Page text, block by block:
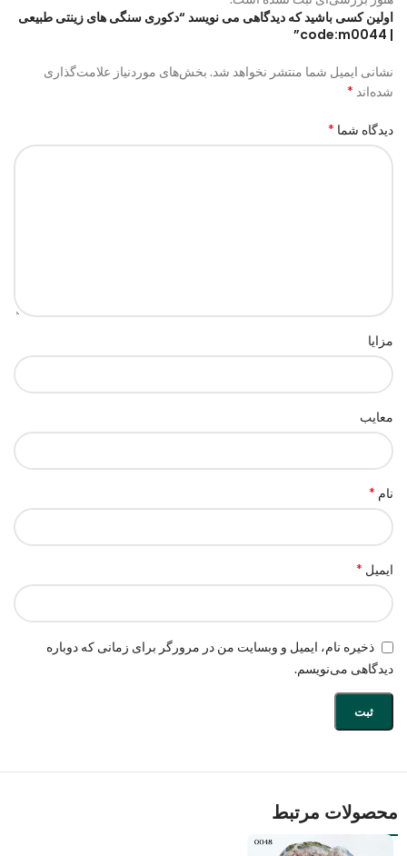
اولین کسی باشید که دیدگاهی می نویسد “دکوری سنگی های زینتی طبیعی
| code:m0044”
نشانی ایمیل شما منتشر نخواهد شد. بخش‌های موردنیاز علامت‌گذاری
شده‌اند *
دیدگاه شما *
مزایا
معایب
نام *
ایمیل *
ذخیره نام، ایمیل و وبسایت من در مرورگر برای زمانی که دوباره
دیدگاهی می‌نویسم.
محصولات مرتبط